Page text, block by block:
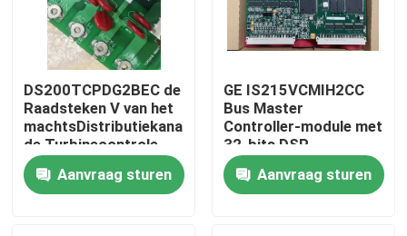
Thuis
DS200TCPDG2BEC de
Raadsteken V van het
machtsDistributiekanaal
de Turbinecontrole
van Duitsland
Aanvraag sturen
GE IS215VCMIH2CC
Bus Master
Controller-module met
32-bits DSP-
processor en IONet
Ethernet-poorten voor
industriële
Aanvraag sturen